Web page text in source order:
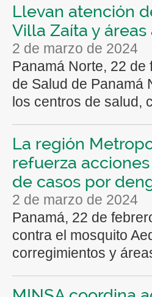
Llevan atención
Villa Zaíta y
2 de marzo de 2024
Panamá Norte, 22
de Salud de Panamá
los centros de salud,
La región
refuerza
de casos por
2 de marzo de 2024
Panamá, 22 de
contra el mosquito
corregimientos y